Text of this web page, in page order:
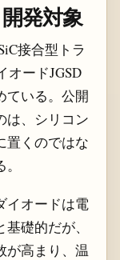
発対象
接合型トラ
オードJGSD
ている。公開
は、シリコン
置くのではな
イオードは電
礎的だが、
が高まり、温